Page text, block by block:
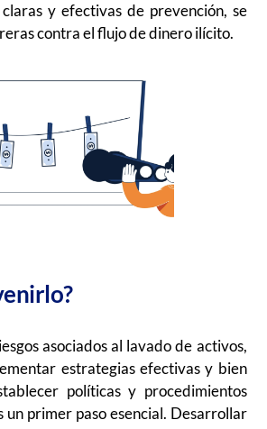
y efectivas de prevención, se
contra el flujo de dinero ilícito.
asociados al lavado de activos,
estrategias efectivas y bien
políticas y procedimientos
un primer paso esencial. Desarrollar